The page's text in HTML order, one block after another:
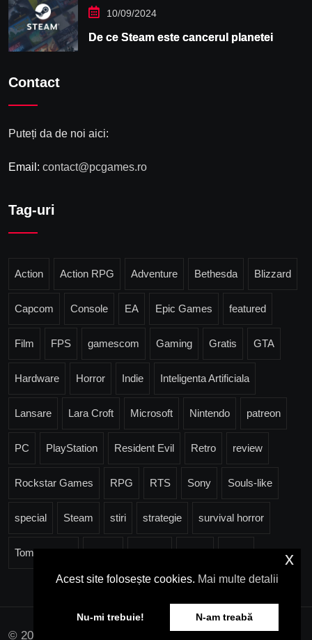
10/09/2024
De ce Steam este cancerul planetei
Contact
Puteți da de noi aici:
Email: contact@pcgames.ro
Tag-uri
Action Action RPG Adventure Bethesda Blizzard
Capcom Console EA Epic Games featured
Film FPS gamescom Gaming Gratis GTA
Hardware Horror Indie Inteligenta Artificiala
Lansare Lara Croft Microsoft Nintendo patreon
PC PlayStation Resident Evil Retro review
Rockstar Games RPG RTS Sony Souls-like
special Steam stiri strategie survival horror
Tomb Raider
© 2026 pcgames.ro
Acest site folosește cookies. Mai multe detalii
Nu-mi trebuie! N-am treabă
x